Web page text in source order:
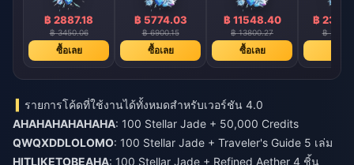
฿ 2887.18
฿ 3450.06
ซื้อเลย
฿ 5774.03
฿ 6900.15
ซื้อเลย
฿ 11548.40
฿ 13800.27
ซื้อเลย
฿
฿
รายการโค้ดที่ใช้งานได้ทั้งหมดสำหรับเวอร์ชัน 4.0
AHAHAHAHAHAHA: 100 Stellar Jade + 50,000 Credits
QWQXDDLOLOMO: 100 Stellar Jade + Traveler's Guide 5 เล่ม
HITLIKETOBEAHA: 100 Stellar Jade + Refined Aether 4 ชิ้น